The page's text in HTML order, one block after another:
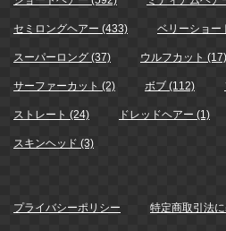
セミロングヘアー (433) ベリーショー
スーパーロング (37) ウルフカット (17)
サーファーカット (2) ボブ (112)
ストレート (24) ドレッドヘアー (1)
スキンヘッド (3)
プライバシーポリシー 特定商取引法